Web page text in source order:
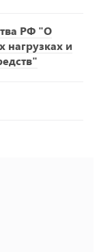
РФ "О
нагрузках и